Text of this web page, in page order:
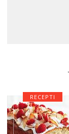
RECEPTI